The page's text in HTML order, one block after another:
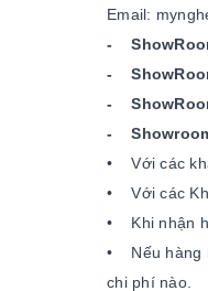
Email:
-
-
-
-
• Với các
• Với các
• Khi nhận
• Nếu hàng
chi phí nào.